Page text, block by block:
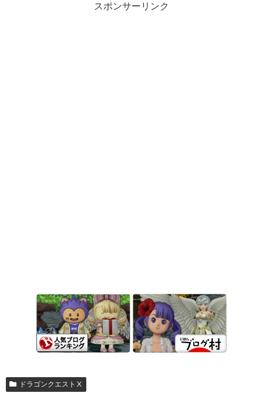
スポンサーリンク
ドラゴンクエストⅩ